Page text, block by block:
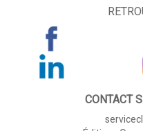
CONTACT